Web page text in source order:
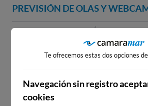
PREVISIÓN DE OLAS Y
WEBCAM PREVISIÓN
Te ofrecemos estas dos opciones
Navegación sin registro
cookies